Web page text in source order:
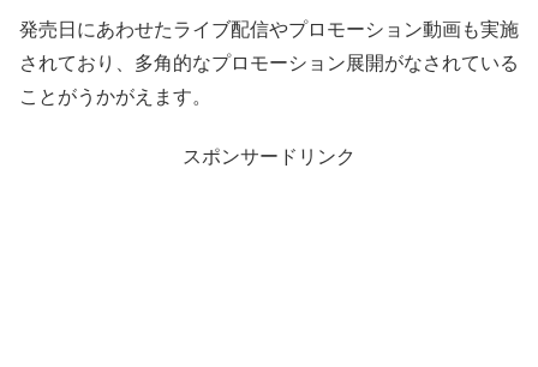
発売日にあわせたライブ配信やプロモーション動画も実施
されており、多角的なプロモーション展開がなされている
ことがうかがえます。
スポンサードリンク